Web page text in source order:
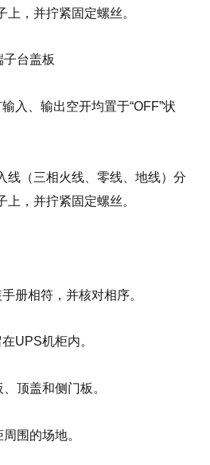
，并拧紧固定螺丝。
台盖板
入、输出空开均置于“OFF”状
线（三相火线、零线、地线）分
，并拧紧固定螺丝。
册相符，并核对相序。
UPS机柜内。
顶盖和侧门板。
围的场地。